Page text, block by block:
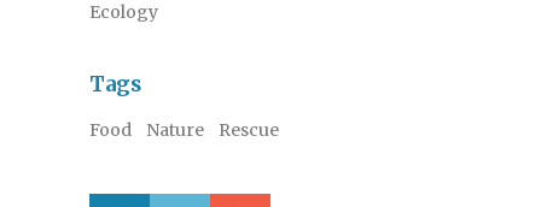
Ecology
Tags
Food Nature Rescue